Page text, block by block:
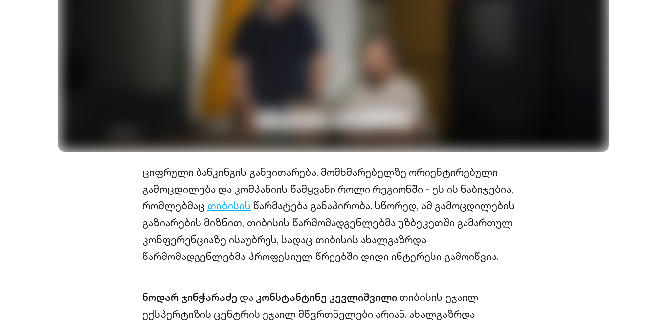
ციფრული ბანკინგის განვითარება, მომხმარებელზე ორიენტირებული
გამოცდილება და კომპანიის წამყვანი როლი რეგიონში - ეს ის ნაბიჯებია,
რომლებმაც თიბისის წარმატება განაპირობა. სწორედ, ამ გამოცდილების
გაზიარების მიზნით, თიბისის წარმომადგენლებმა უზბეკეთში გამართულ
კონფერენციაზე ისაუბრეს, სადაც თიბისის ახალგაზრდა
წარმომადგენლებმა პროფესიულ წრეებში დიდი ინტერესი გამოიწვია.
ნოდარ ჯინჭარაძე და კონსტანტინე კევლიშვილი თიბისის ეჯაილ
ექსპერტიზის ცენტრის ეჯაილ მწვრთნელები არიან. ახალგაზრდა